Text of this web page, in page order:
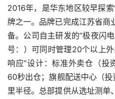
2016年，是华东地区较早探
牌之一。品牌已完成江苏省商
备。公司自主研发的“极夜闪
号：）可同时管理20个以上
响应”设计：标准外卖仓（
60秒出仓；旗舰配送中心（
里半径。总部提供从选址测